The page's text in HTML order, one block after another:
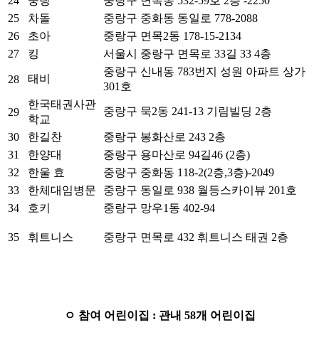
25
차돌
중랑구 중화동 동일로 778-2088
26
초아
중랑구 면목2동 178-15-2134
27
킹 서울시 중랑구 면목로 33길 33 4층
28 태비
중랑구 신내동 783번지 성원 아파트 상가
301호
29
한국태권사관
학교
중랑구 묵2동 241-13 기림빌딩 2층
30 한길찬
중랑구 봉화산로 243 2층
31
한양대
중랑구 용마산로 94길46 (2층)
32
한울 효
중랑구 중화동 118-2(2층,3층)-2049
33
한체대임병문
중랑구 동일로 938 월등스카이뷰 201호
34
호키 중랑구 망우1동 402-94
35 휘트니스 중랑구 면목로 432 휘트니스 태권 2층
ㅇ 참여 어린이집 : 관내 58개 어린이집